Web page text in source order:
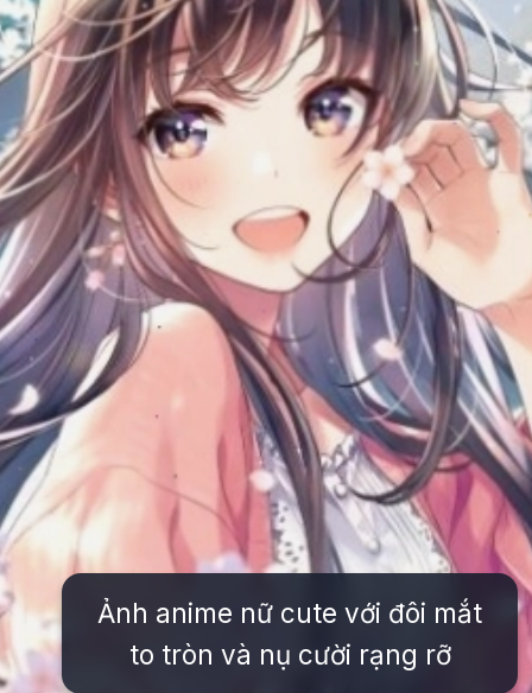
Ảnh anime nữ cute với đôi mắt
to tròn và nụ cười rạng rỡ